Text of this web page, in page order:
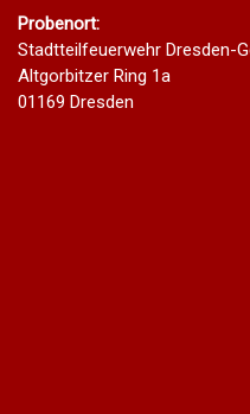
Probenort:
Stadtteilfeuerwehr Dresden-
Altgorbitzer Ring 1a
01169 Dresden